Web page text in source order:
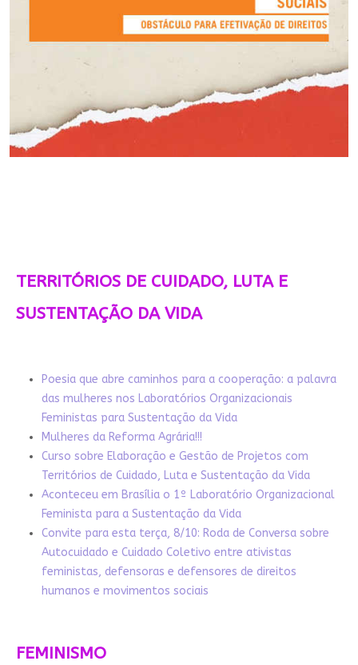
TERRITÓRIOS DE CUIDADO, LUTA E
SUSTENTAÇÃO DA VIDA
Poesia que abre caminhos para a cooperação: a palavra
das mulheres nos Laboratórios Organizacionais
Feministas para Sustentação da Vida
Mulheres da Reforma Agrária!!!
Curso sobre Elaboração e Gestão de Projetos com
Territórios de Cuidado, Luta e Sustentação da Vida
Aconteceu em Brasília o 1º Laboratório Organizacional
Feminista para a Sustentação da Vida
Convite para esta terça, 8/10: Roda de Conversa sobre
Autocuidado e Cuidado Coletivo entre ativistas
feministas, defensoras e defensores de direitos
humanos e movimentos sociais
FEMINISMO